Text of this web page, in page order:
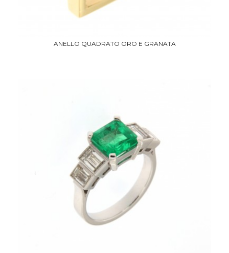
ANELLO QUADRATO ORO E GRANATA